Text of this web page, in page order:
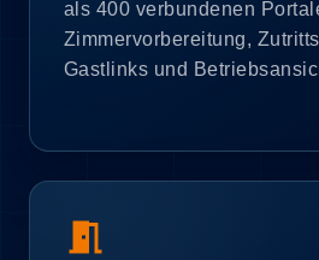
als 400 verbundenen
Zimmervorbereitung,
Gastlinks und
meeting_room